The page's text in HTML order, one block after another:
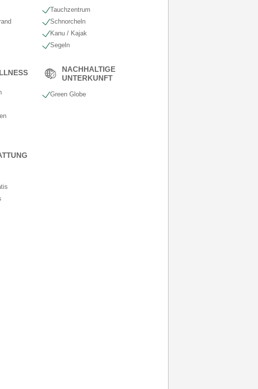
Tauchzentrum
Schnorcheln
Kanu / Kajak
Segeln
NACHHALTIGE
UNTERKUNFT
Green Globe